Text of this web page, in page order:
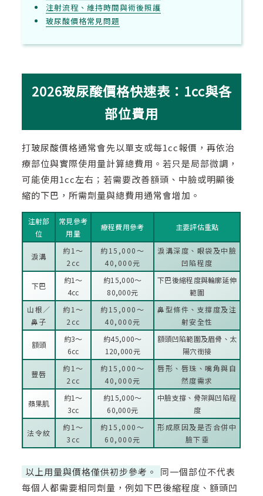
注射流程、維持時間與術後照護
玻尿酸價格常見問題
2026玻尿酸價格快速表：1cc與各
部位費用
打玻尿酸價格通常會先以單支或每1cc報價，再依治
療部位與實際使用量計算總費用。若只是局部微調，
可能使用1cc左右；若需要改善額頭、中臉或明顯後
縮的下巴，所需劑量與總費用通常會增加。
注射部
位
常見參考
用量
療程費用參考 主要評估重點
淚溝
約1～
2cc
約15,000～
40,000元
淚溝深度、眼袋及中臉
凹陷程度
下巴
約1～
4cc
約15,000～
80,000元
下巴後縮程度與輪廓延伸
範圍
山根／
鼻子
約1～
2cc
約15,000～
40,000元
鼻型條件、支撐度及注
射安全性
額頭
約3～
6cc
約45,000～
120,000元
額頭凹陷範圍及眉骨、太
陽穴銜接
豐唇
約1～
2cc
約15,000～
40,000元
唇形、唇珠、嘴角與自
然度需求
蘋果肌
約1～
3cc
約15,000～
60,000元
中臉支撐、骨架與凹陷程
度
法令紋
約1～
3cc
約15,000～
60,000元
形成原因及是否合併中
臉下垂
以上用量與價格僅供初步參考。
同一個部位不代表
每個人都需要相同劑量，例如下巴後縮程度、額頭凹